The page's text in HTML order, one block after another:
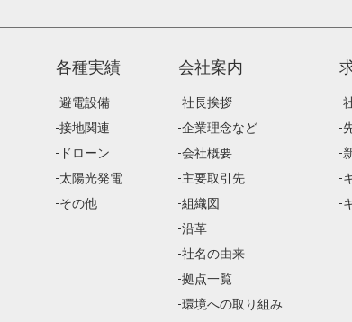
各種実績
避電設備
接地関連
ドローン
太陽光発電
その他
会社案内
社長挨拶
企業理念など
会社概要
主要取引先
組織図
沿革
社名の由来
拠点一覧
環境への取り組み